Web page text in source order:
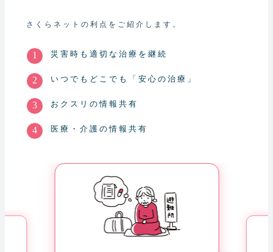
さくらネットの利点をご紹介します。
災害時も適切な治療を継続
いつでもどこでも「安心の治療」
おクスリの情報共有
医療・介護の情報共有